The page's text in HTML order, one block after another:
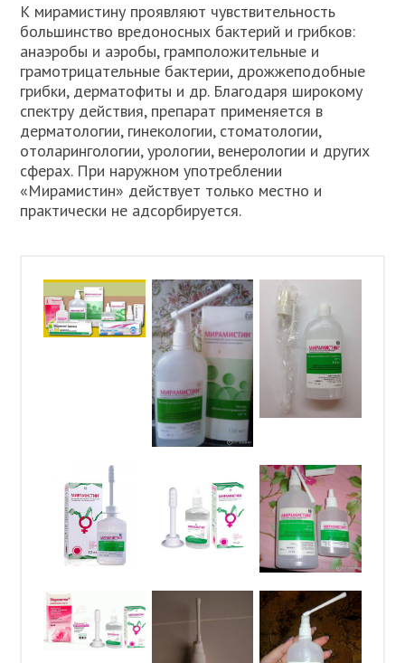
К мирамистину проявляют чувствительность
большинство вредоносных бактерий и грибков:
анаэробы и аэробы, грамположительные и
грамотрицательные бактерии, дрожжеподобные
грибки, дерматофиты и др. Благодаря широкому
спектру действия, препарат применяется в
дерматологии, гинекологии, стоматологии,
отоларингологии, урологии, венерологии и других
сферах. При наружном употреблении
«Мирамистин» действует только местно и
практически не адсорбируется.